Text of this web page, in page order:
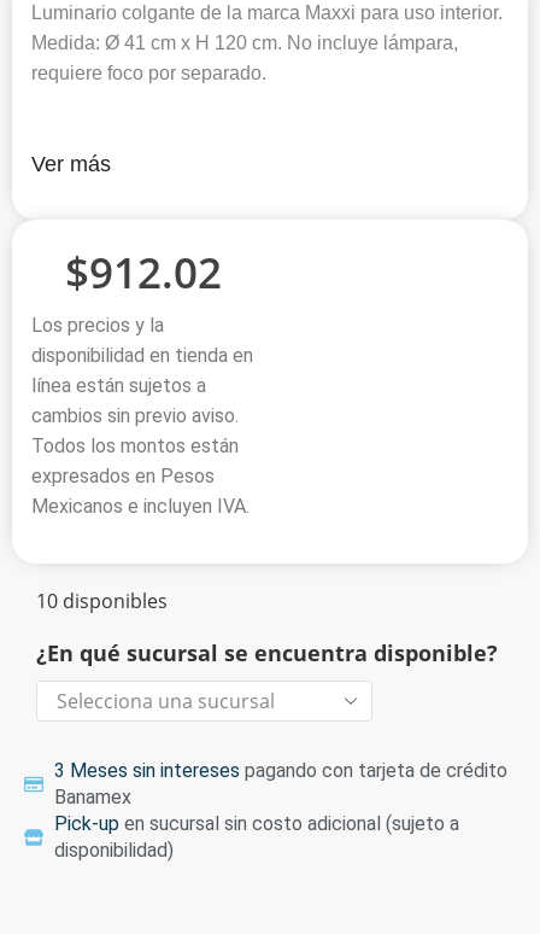
Luminario colgante de la marca Maxxi para uso interior.
Medida: Ø 41 cm x H 120 cm. No incluye lámpara,
requiere foco por separado.
Ver más
$912.02
Los precios y la
disponibilidad en tienda en
línea están sujetos a
cambios sin previo aviso.
Todos los montos están
expresados en Pesos
Mexicanos e incluyen IVA.
10 disponibles
¿En qué sucursal se encuentra disponible?
3 Meses sin intereses pagando con tarjeta de crédito
Banamex
Pick-up en sucursal sin costo adicional (sujeto a
disponibilidad)